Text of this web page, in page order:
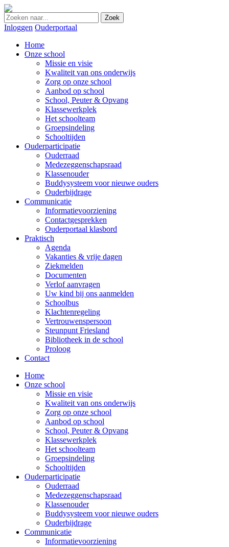
Zoek
Inloggen Ouderportaal
Home
Onze school
Missie en visie
Kwaliteit van ons onderwijs
Zorg op onze school
Aanbod op school
School, Peuter & Opvang
Klassewerkplek
Het schoolteam
Groepsindeling
Schooltijden
Ouderparticipatie
Ouderraad
Medezeggenschapsraad
Klassenouder
Buddysysteem voor nieuwe ouders
Ouderbijdrage
Communicatie
Informatievoorziening
Contactgesprekken
Ouderportaal klasbord
Praktisch
Agenda
Vakanties & vrije dagen
Ziekmelden
Documenten
Verlof aanvragen
Uw kind bij ons aanmelden
Schoolbus
Klachtenregeling
Vertrouwenspersoon
Steunpunt Friesland
Bibliotheek in de school
Proloog
Contact
Home
Onze school
Missie en visie
Kwaliteit van ons onderwijs
Zorg op onze school
Aanbod op school
School, Peuter & Opvang
Klassewerkplek
Het schoolteam
Groepsindeling
Schooltijden
Ouderparticipatie
Ouderraad
Medezeggenschapsraad
Klassenouder
Buddysysteem voor nieuwe ouders
Ouderbijdrage
Communicatie
Informatievoorziening